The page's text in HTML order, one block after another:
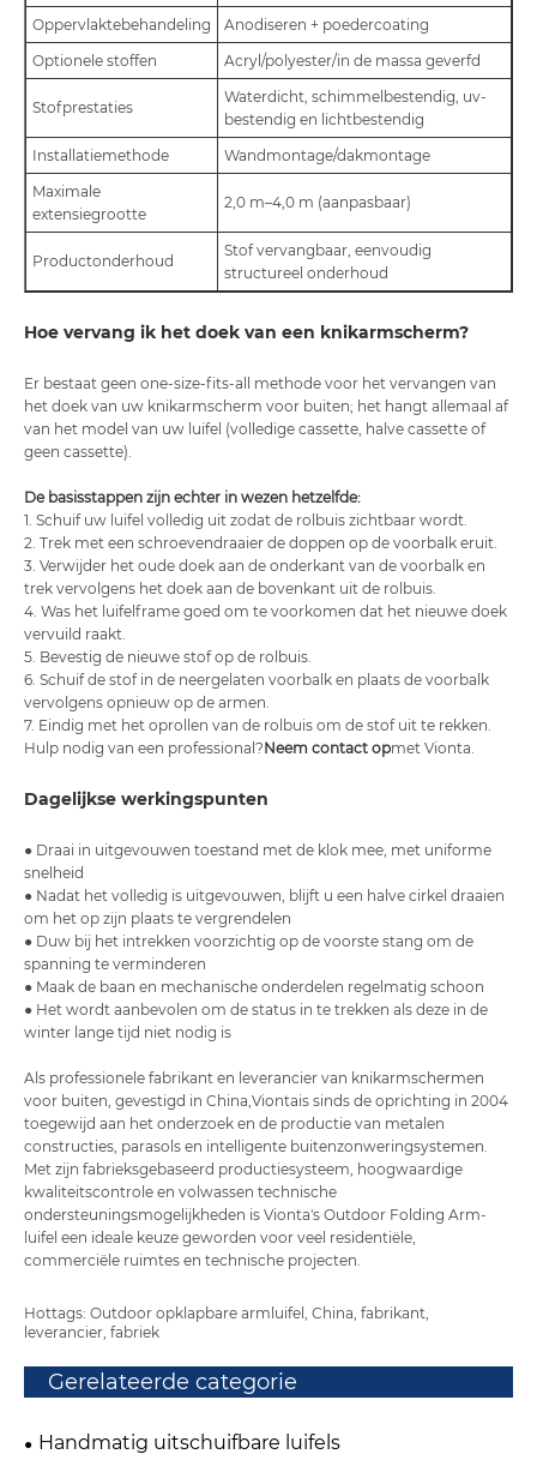
Oppervlaktebehandeling
Anodiseren + poedercoating
Optionele stoffen
Acryl/polyester/in de massa geverfd
Stofprestaties
Waterdicht, schimmelbestendig, uv-
bestendig en lichtbestendig
Installatiemethode
Wandmontage/dakmontage
Maximale
extensiegrootte
2,0 m–4,0 m (aanpasbaar)
Productonderhoud
Stof vervangbaar, eenvoudig
structureel onderhoud
Hoe vervang ik het doek van een knikarmscherm?
Er bestaat geen one-size-fits-all methode voor het vervangen van
het doek van uw knikarmscherm voor buiten; het hangt allemaal af
van het model van uw luifel (volledige cassette, halve cassette of
geen cassette).
De basisstappen zijn echter in wezen hetzelfde:
1. Schuif uw luifel volledig uit zodat de rolbuis zichtbaar wordt.
2. Trek met een schroevendraaier de doppen op de voorbalk eruit.
3. Verwijder het oude doek aan de onderkant van de voorbalk en
trek vervolgens het doek aan de bovenkant uit de rolbuis.
4. Was het luifelframe goed om te voorkomen dat het nieuwe doek
vervuild raakt.
5. Bevestig de nieuwe stof op de rolbuis.
6. Schuif de stof in de neergelaten voorbalk en plaats de voorbalk
vervolgens opnieuw op de armen.
7. Eindig met het oprollen van de rolbuis om de stof uit te rekken.
Hulp nodig van een professional?Neem contact opmet Vionta.
Dagelijkse werkingspunten
● Draai in uitgevouwen toestand met de klok mee, met uniforme
snelheid
● Nadat het volledig is uitgevouwen, blijft u een halve cirkel draaien
om het op zijn plaats te vergrendelen
● Duw bij het intrekken voorzichtig op de voorste stang om de
spanning te verminderen
● Maak de baan en mechanische onderdelen regelmatig schoon
● Het wordt aanbevolen om de status in te trekken als deze in de
winter lange tijd niet nodig is
Als professionele fabrikant en leverancier van knikarmschermen
voor buiten, gevestigd in China,Viontais sinds de oprichting in 2004
toegewijd aan het onderzoek en de productie van metalen
constructies, parasols en intelligente buitenzonweringsystemen.
Met zijn fabrieksgebaseerd productiesysteem, hoogwaardige
kwaliteitscontrole en volwassen technische
ondersteuningsmogelijkheden is Vionta's Outdoor Folding Arm-
luifel een ideale keuze geworden voor veel residentiële,
commerciële ruimtes en technische projecten.
Hottags: Outdoor opklapbare armluifel, China, fabrikant,
leverancier, fabriek
Gerelateerde categorie
Handmatig uitschuifbare luifels